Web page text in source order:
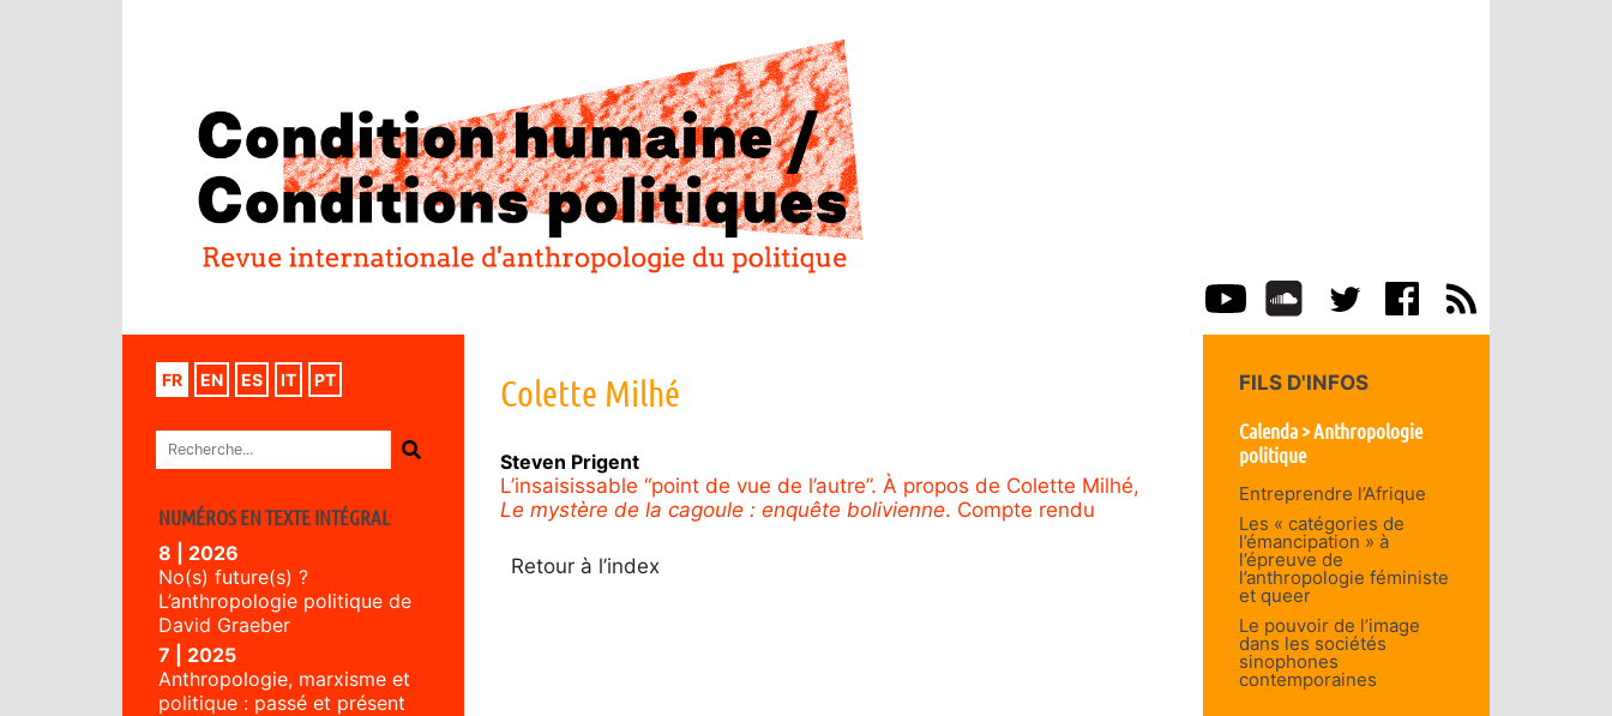
FR EN ES IT PT
NUMÉROS EN TEXTE INTÉGRAL
8 | 2026
No(s) future(s) ?
L’anthropologie politique de
David Graeber
7 | 2025
Anthropologie, marxisme et
politique : passé et présent
Colette Milhé
Steven Prigent
L’insaisissable “point de vue de l’autre”. À propos de Colette Milhé,
Le mystère de la cagoule : enquête bolivienne. Compte rendu
Retour à l’index
FILS D'INFOS
Calenda > Anthropologie
politique
Entreprendre l’Afrique
Les « catégories de
l’émancipation » à
l’épreuve de
l’anthropologie féministe
et queer
Le pouvoir de l’image
dans les sociétés
sinophones
contemporaines